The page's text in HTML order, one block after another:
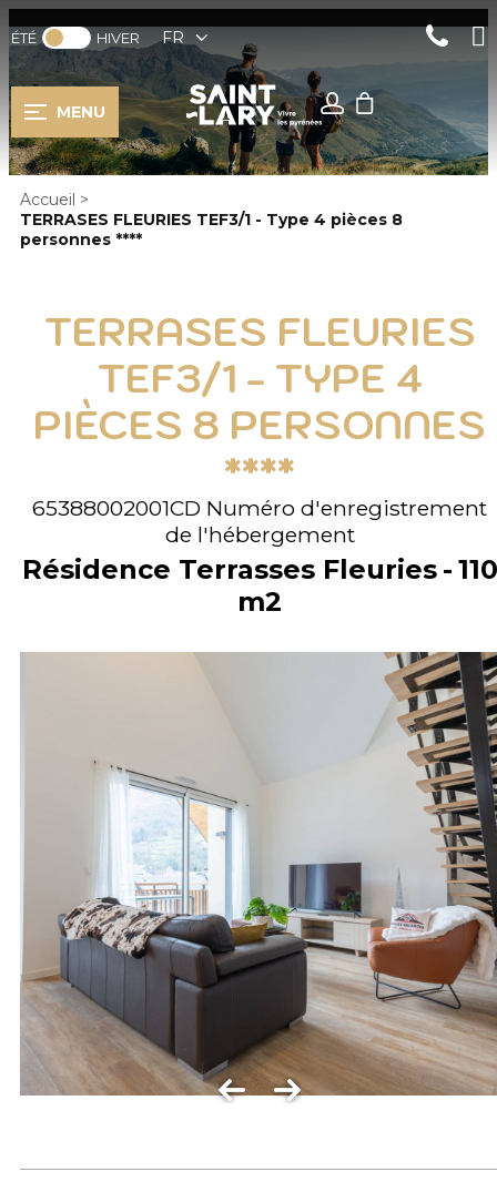
ÉTÉ HIVER FR
MENU
Accueil >
TERRASES FLEURIES TEF3/1 - Type 4 pièces 8
personnes ****
TERRASES FLEURIES
TEF3/1 - TYPE 4
PIÈCES 8 PERSONNES
****
65388002001CD Numéro d'enregistrement
de l'hébergement
Résidence Terrasses Fleuries
110
m2